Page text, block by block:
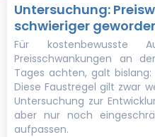
Untersuchung:
schwieriger
Für kostenbewusste
Preisschwankungen an
Tages achten, galt
Diese Faustregel gilt zwar
Untersuchung zur
aber nur noch
aufpassen.